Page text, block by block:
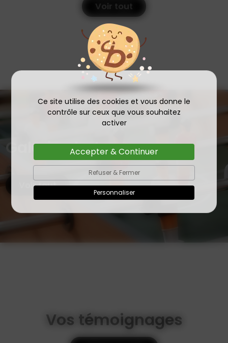
Ce site utilise des cookies et vous donne le
contrôle sur ceux que vous souhaitez
activer
Accepter & Continuer
Refuser & Fermer
Personnaliser
Voir tout
Galerie photos
Voir tout
Vos témoignages